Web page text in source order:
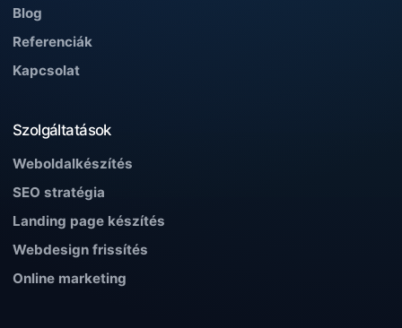
Blog
Referenciák
Kapcsolat
Szolgáltatások
Weboldalkészítés
SEO stratégia
Landing page készítés
Webdesign frissítés
Online marketing